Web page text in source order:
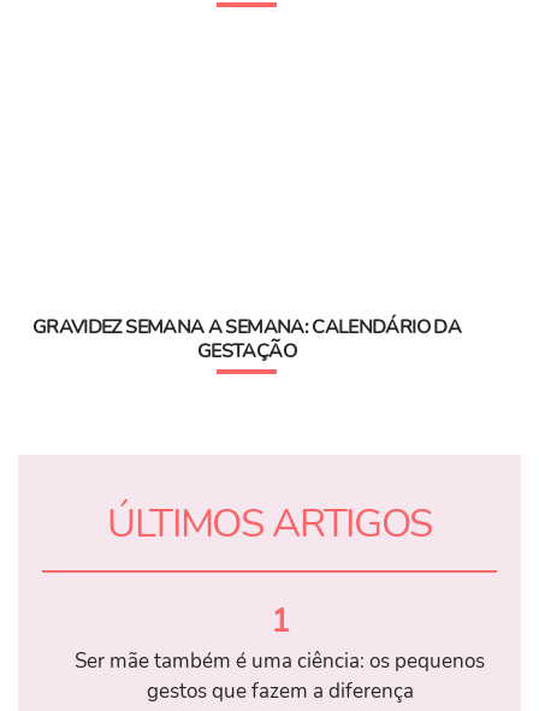
GRAVIDEZ SEMANA A SEMANA: CALENDÁRIO DA
GESTAÇÃO
ÚLTIMOS ARTIGOS
1
Ser mãe também é uma ciência: os pequenos
gestos que fazem a diferença